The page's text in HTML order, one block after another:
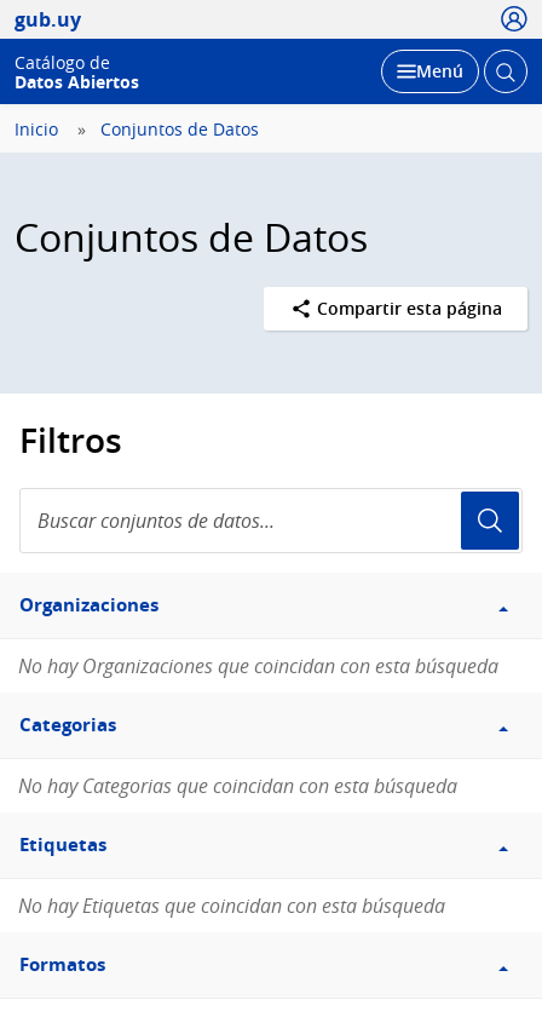
gub.uy
Catálogo de
Datos Abiertos
Desplegar
Menú Abrir
Inicio Conjuntos de Datos
Conjuntos de Datos
Compartir esta página
Filtros
conjuntos
de
Filtro
Organizaciones
Organizaciones
No hay Organizaciones que coincidan con esta búsqueda
Filtro
Categorias
Categorias
No hay Categorias que coincidan con esta búsqueda
Filtro
Etiquetas
Etiquetas
No hay Etiquetas que coincidan con esta búsqueda
Filtro
Formatos
Formatos